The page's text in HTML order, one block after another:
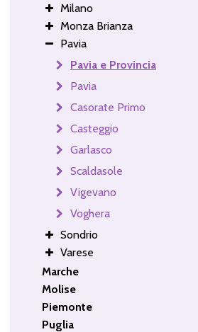
Milano
Monza Brianza
Pavia
Pavia e Provincia
Pavia
Casorate Primo
Casteggio
Garlasco
Scaldasole
Vigevano
Voghera
Sondrio
Varese
Marche
Molise
Piemonte
Puglia